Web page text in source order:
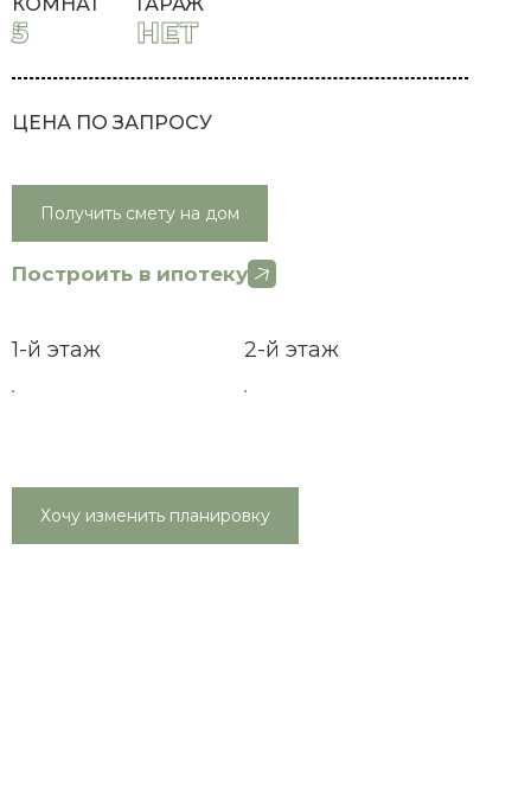
5 НЕТ
ЦЕНА ПО ЗАПРОСУ
Получить смету на дом
Построить в ипотеку
1-й этаж 2-й этаж
Хочу изменить планировку